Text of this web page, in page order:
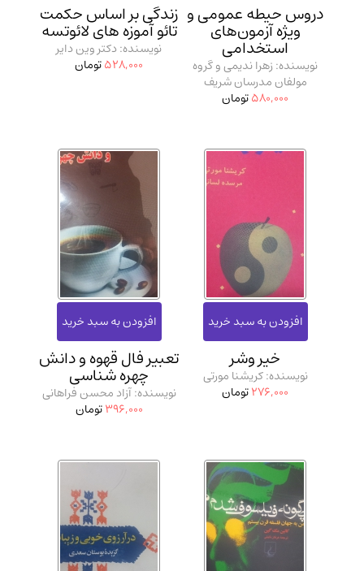
دروس حیطه عمومی و
ویژه آزمون‌های
استخدامی
نویسنده: زهرا ندیمی و گروه
مولفان مدرسان شریف
580,000تومان
زندگی بر اساس حکمت
تائو آموزه های لائوتسه
نویسنده: دکتر وین دایر
528,000تومان
خیر وشر
نویسنده: کریشنا مورتی
276,000تومان
تعبیر فال قهوه و دانش
چهره شناسی
نویسنده: آزاد محسن فراهانی
396,000تومان